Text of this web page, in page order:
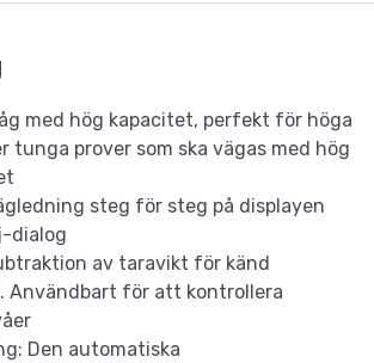
med hög kapacitet, perfekt för höga
tunga prover som ska vägas med hög
steg för steg på displayen
dialog
av taravikt för känd
Användbart för att kontrollera
Den automatiska